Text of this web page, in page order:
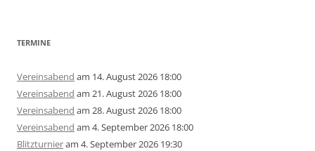
TERMINE
Vereinsabend am 14. August 2026 18:00
Vereinsabend am 21. August 2026 18:00
Vereinsabend am 28. August 2026 18:00
Vereinsabend am 4. September 2026 18:00
Blitzturnieram 4. September 2026 19:30